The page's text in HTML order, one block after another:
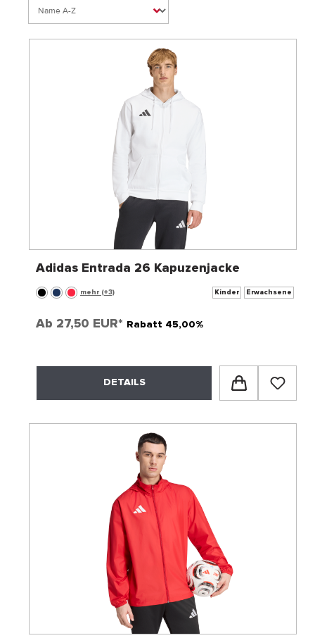
Adidas Entrada 26 Kapuzenjacke
mehr (+3) Kinder Erwachsene
Ab 27,50 EUR* Rabatt 45,00%
DETAILS